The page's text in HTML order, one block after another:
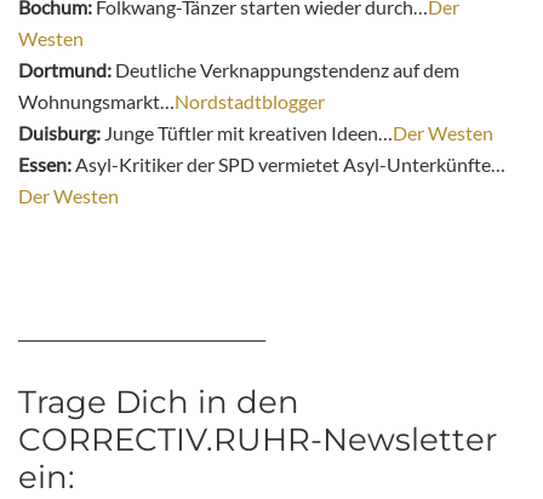
Bochum: Folkwang-Tänzer starten wieder durch…Der
Westen
Dortmund: Deutliche Verknappungstendenz auf dem
Wohnungsmarkt…Nordstadtblogger
Duisburg: Junge Tüftler mit kreativen Ideen…Der Westen
Essen:Asyl-Kritiker der SPD vermietet Asyl-Unterkünfte…
Der Westen
Trage Dich in den
CORRECTIV.RUHR-Newsletter
ein: